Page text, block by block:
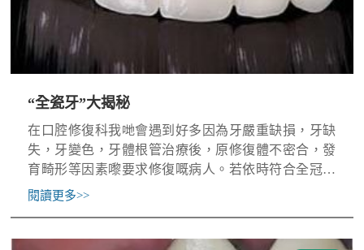
“全瓷牙”大揭秘
在口腔修復科我哋會遇到好多因為牙嚴重缺損，牙缺
失，牙變色，牙體根管治療後，原修復體不密合，發
育畸形等因素嚟要求修復嘅病人。若依時符合全冠修
復嘅條件，噉嘛全瓷冠修復因為全瓷冠有優異嘅美學
閱讀更多>>